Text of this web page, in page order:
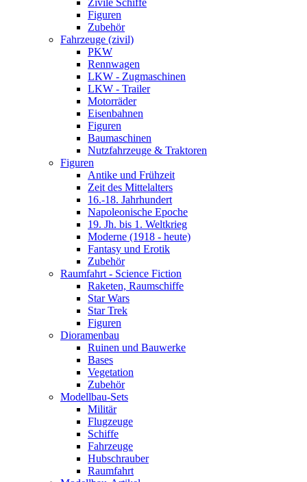
Zivile Schiffe
Figuren
Zubehör
Fahrzeuge (zivil)
PKW
Rennwagen
LKW - Zugmaschinen
LKW - Trailer
Motorräder
Eisenbahnen
Figuren
Baumaschinen
Nutzfahrzeuge & Traktoren
Figuren
Antike und Frühzeit
Zeit des Mittelalters
16.-18. Jahrhundert
Napoleonische Epoche
19. Jh. bis 1. Weltkrieg
Moderne (1918 - heute)
Fantasy und Erotik
Zubehör
Raumfahrt - Science Fiction
Raketen, Raumschiffe
Star Wars
Star Trek
Figuren
Dioramenbau
Ruinen und Bauwerke
Bases
Vegetation
Zubehör
Modellbau-Sets
Militär
Flugzeuge
Schiffe
Fahrzeuge
Hubschrauber
Raumfahrt